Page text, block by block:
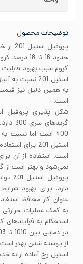
توضیحات محصول
حدود 16 تا
کروم سبب بهبود
است.
استیل 201
است. استفاده از آن
نمی‌شود و بهتر است از گرید 304
دارد. برای بهبود
از پوسته شدن بهتر است از دمای 1093
استیل رخ آماده ارائه